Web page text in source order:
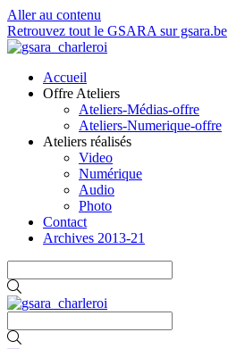
Aller au contenu
Retrouvez tout le GSARA sur gsara.be
Accueil
Offre Ateliers
Ateliers-Médias-offre
Ateliers-Numerique-offre
Ateliers réalisés
Video
Numérique
Audio
Photo
Contact
Archives 2013-21